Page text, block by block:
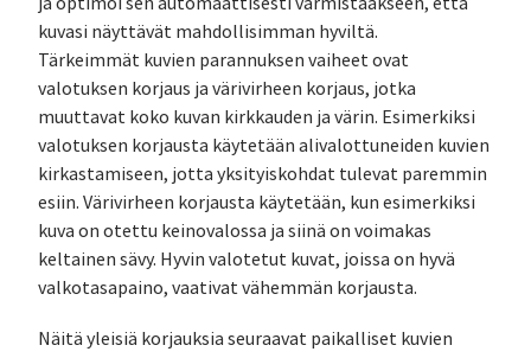
kuvasi näyttävät mahdollisimman hyviltä.
Tärkeimmät kuvien parannuksen vaiheet ovat
valotuksen korjaus ja värivirheen korjaus, jotka
muuttavat koko kuvan kirkkauden ja värin. Esimerkiksi
valotuksen korjausta käytetään alivalottuneiden kuvien
kirkastamiseen, jotta yksityiskohdat tulevat paremmin
esiin. Värivirheen korjausta käytetään, kun esimerkiksi
kuva on otettu keinovalossa ja siinä on voimakas
keltainen sävy. Hyvin valotetut kuvat, joissa on hyvä
valkotasapaino, vaativat vähemmän korjausta.
Näitä yleisiä korjauksia seuraavat paikalliset kuvien